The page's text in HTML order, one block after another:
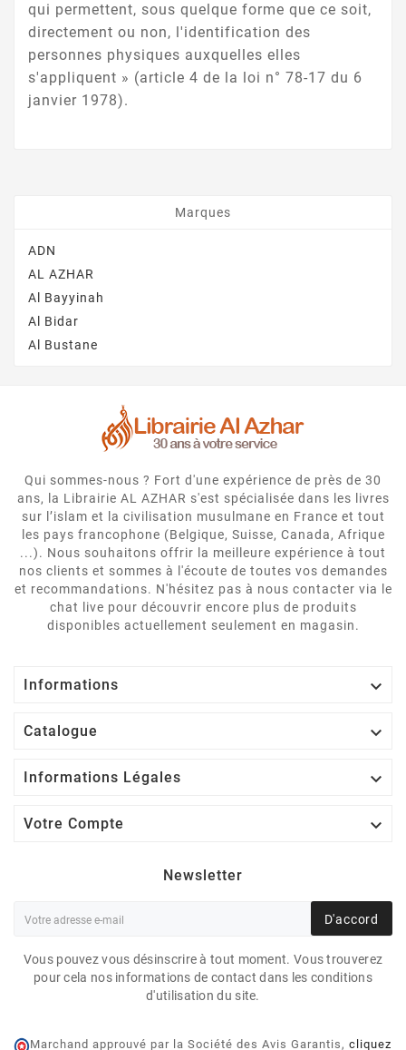
qui permettent, sous quelque forme que ce soit,
directement ou non, l'identification des
personnes physiques auxquelles elles
s'appliquent » (article 4 de la loi n° 78-17 du 6
janvier 1978).
Marques
ADN
AL AZHAR
Al Bayyinah
Al Bidar
Al Bustane
Qui sommes-nous ? Fort d'une expérience de près de 30
ans, la Librairie AL AZHAR s'est spécialisée dans les livres
sur l’islam et la civilisation musulmane en France et tout
les pays francophone (Belgique, Suisse, Canada, Afrique
...). Nous souhaitons offrir la meilleure expérience à tout
nos clients et sommes à l'écoute de toutes vos demandes
et recommandations. N'hésitez pas à nous contacter via le
chat live pour découvrir encore plus de produits
disponibles actuellement seulement en magasin.
Informations 
Catalogue 
Informations Légales 
Votre Compte 
Newsletter
D'accord
Vous pouvez vous désinscrire à tout moment. Vous trouverez
pour cela nos informations de contact dans les conditions
d'utilisation du site.
Marchand approuvé par la Société des Avis Garantis, cliquez